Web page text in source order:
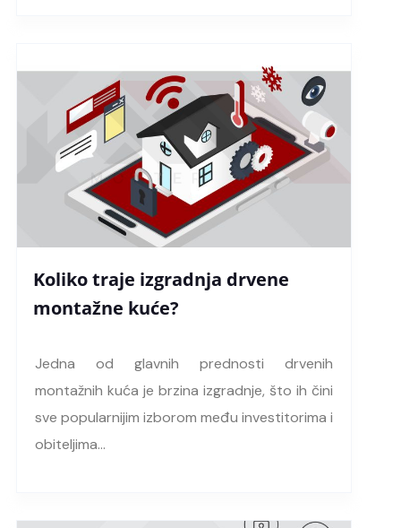
Koliko traje izgradnja drvene
montažne kuće?
Jedna od glavnih prednosti drvenih
montažnih kuća je brzina izgradnje, što ih čini
sve popularnijim izborom među investitorima i
obiteljima…